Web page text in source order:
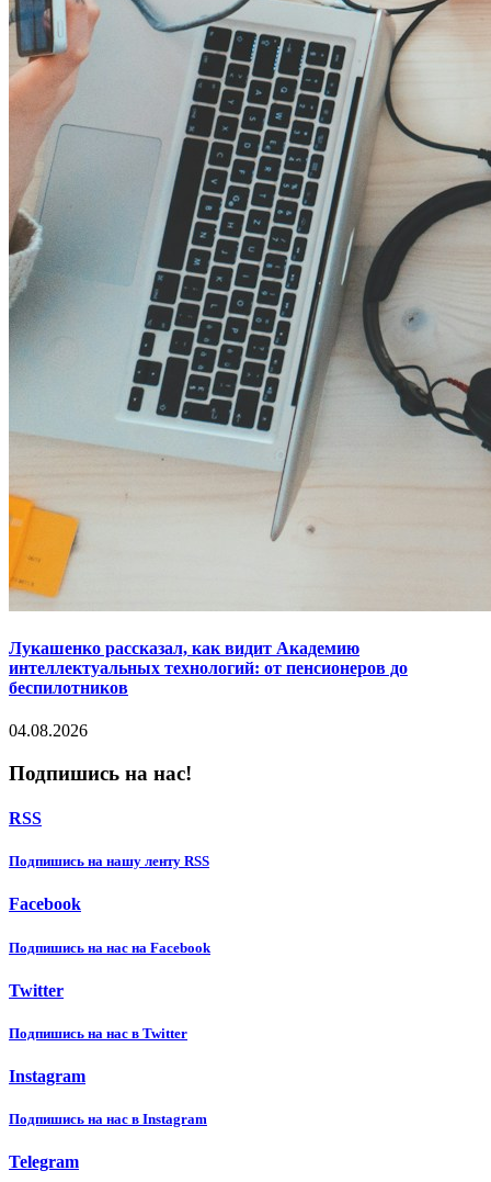
Лукашенко рассказал, как видит Академию
интеллектуальных технологий: от пенсионеров до
беспилотников
04.08.2026
Подпишись на нас!
RSS
Подпишиcь на нашу ленту RSS
Facebook
Подпишиcь на нас на Facebook
Twitter
Подпишиcь на нас в Twitter
Instagram
Подпишиcь на нас в Instagram
Telegram